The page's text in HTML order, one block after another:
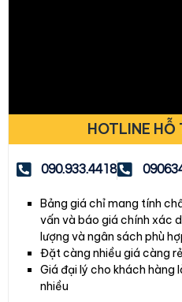
HOTLINE HỖ
090.933.4418
Bảng giá chỉ mang tính
vấn và báo giá chính xác
lượng và ngân sách phù
Đặt càng nhiều giá càng rẻ
Giá đại lý cho khách hàng
nhiều